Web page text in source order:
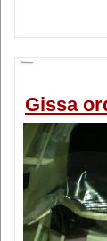
Gissa